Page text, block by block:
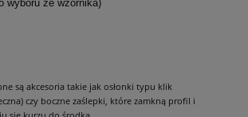
wyboru ze wzornika)
są akcesoria takie jak osłonki typu klik
czy boczne zaślepki, które zamkną profil i